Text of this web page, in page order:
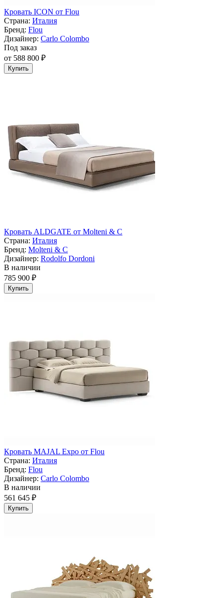
Кровать ICON от Flou
Страна: Италия
Бренд: Flou
Дизайнер: Carlo Colombo
Под заказ
от 588 800 ₽
Купить
Кровать ALDGATE от Molteni & C
Страна: Италия
Бренд: Molteni & C
Дизайнер: Rodolfo Dordoni
В наличии
785 900 ₽
Купить
Кровать MAJAL Expo от Flou
Страна: Италия
Бренд: Flou
Дизайнер: Carlo Colombo
В наличии
561 645 ₽
Купить